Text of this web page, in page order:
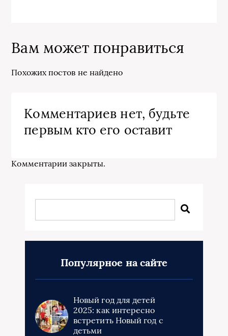
Вам может понравиться
Похожих постов не найдено
Комментариев нет, будьте
первым кто его оставит
Комментарии закрыты.
Популярное на сайте
Новый год для детей
2025: как интересно
встретить Новый год с
детьми